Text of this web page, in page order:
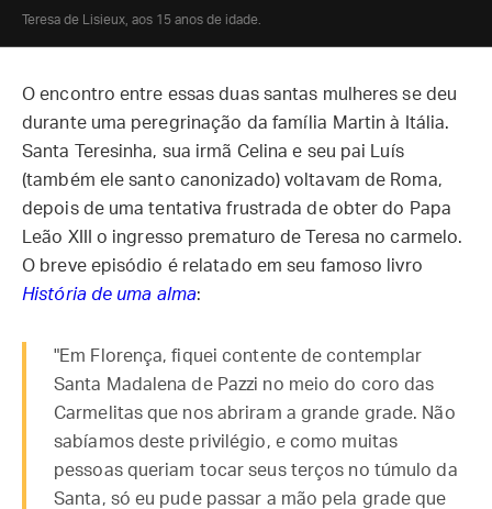
Teresa de Lisieux, aos 15 anos de idade.
O encontro entre essas duas santas mulheres se deu
durante uma peregrinação da família Martin à Itália.
Santa Teresinha, sua irmã Celina e seu pai Luís
(também ele santo canonizado) voltavam de Roma,
depois de uma tentativa frustrada de obter do Papa
Leão XIII o ingresso prematuro de Teresa no carmelo.
O breve episódio é relatado em seu famoso livro
História de uma alma:
"Em Florença, fiquei contente de contemplar
Santa Madalena de Pazzi no meio do coro das
Carmelitas que nos abriram a grande grade. Não
sabíamos deste privilégio, e como muitas
pessoas queriam tocar seus terços no túmulo da
Santa, só eu pude passar a mão pela grade que